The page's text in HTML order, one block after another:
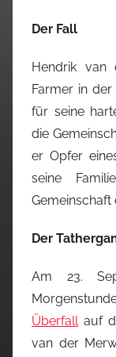
Der Fall
Hendrik van
Farmer in der
für seine
die
er Opfer
seine
Gemeinschaft
Der
Am 23.
Überfallauf
van der